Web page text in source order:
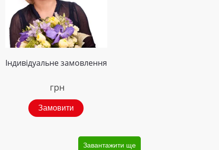
Індивідуальне замовлення
грн
Замовити
Завантажити ще